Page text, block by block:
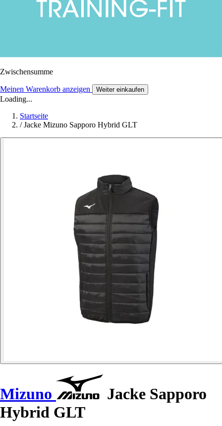
Zwischensumme
Meinen Warenkorb anzeigen Weiter einkaufen
Loading...
Startseite
/ Jacke Mizuno Sapporo Hybrid GLT
Mizuno
Jacke Sapporo
Hybrid GLT